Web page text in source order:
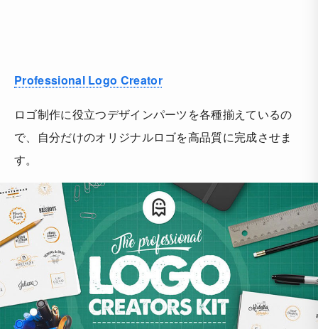
Professional Logo Creator
ロゴ制作に役立つデザインパーツを各種揃えているの
で、自分だけのオリジナルロゴを高品質に完成させま
す。